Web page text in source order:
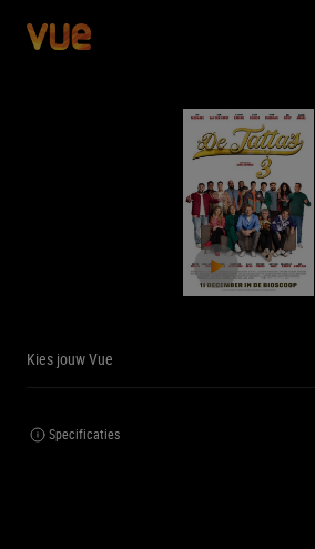
Kies jouw Vue
Specificaties